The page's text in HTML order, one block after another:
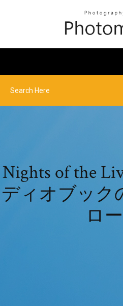
Nights of the
ディオブック
ロ